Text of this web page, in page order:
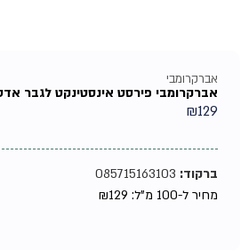
אברקרומבי
אברקרומבי פירסט אינסטינקט לגבר אדט 100מל
₪129
ברקוד:085715163103
מחיר ל-100 מ"ל:
₪129